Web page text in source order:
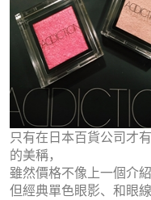
只有在日本百貨公司才
的美稱，
雖然價格不像上一個介
但經典單色眼影、和眼